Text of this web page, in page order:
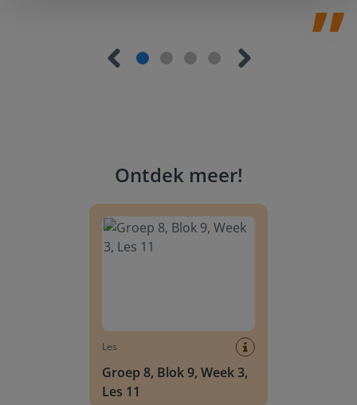
Ontdek meer!
Les
Groep 8, Blok 9, Week 3,
Les 11